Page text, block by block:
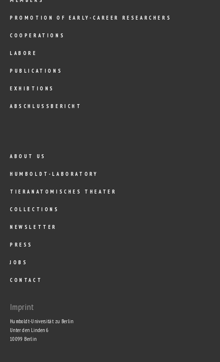
PROMOTION OF EARLY-CAREER RESEARCHERS
COOPERATIONS
LABORE
PUBLICATIONS
EXHIBTIONS
ABSCHLUSSBERICHT
ABOUT US
HUMBOLDT-LABORATORY
TIERANATOMISCHES THEATER
COLLECTIONS
NEWSLETTER
PRESS
JOBS
CONTACT
Imprint
Humboldt-Universität zu Berlin
Unter den Linden 6
10099 Berlin